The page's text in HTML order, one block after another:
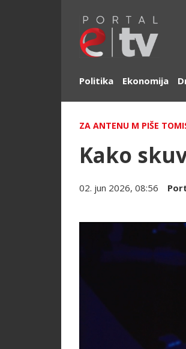
Politika Ekonomija
ZA ANTENU M PIŠE
Kako
02. jun 2026, 08:56